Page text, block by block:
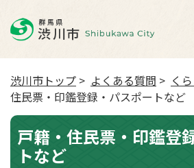
渋川市トップ > よくある質問 > く
住民票・印鑑登録・パスポートなど
戸籍・住民票・印鑑登
トなど